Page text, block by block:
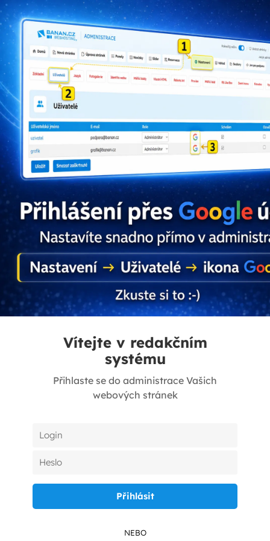
Vítejte v redakčním
systému
Přihlaste se do administrace Vašich
webových stránek
NEBO